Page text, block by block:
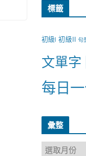
標籤
初級I 初級II 句
文單字
每日
彙整
彙